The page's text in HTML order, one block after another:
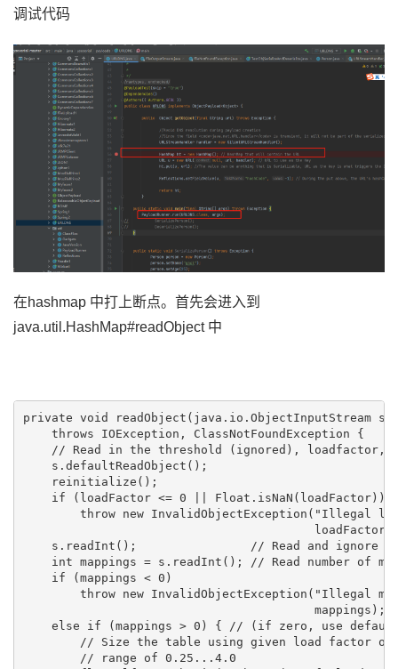
调试代码
在hashmap 中打上断点。首先会进入到
java.util.HashMap#readObject 中
private void readObject(java.io.ObjectInputStream s)
    throws IOException, ClassNotFoundException {
// Read in the threshold (ignored), loadfactor,
    s.defaultReadObject();
    reinitialize();
    if (loadFactor <= 0 || Float.isNaN(loadFactor))
throw new InvalidObjectException("Illegal
s.readInt();                // Read and ignore
int mappings = s.readInt(); // Read number of
    if (mappings < 0)
throw new InvalidObjectException("Illegal
                                         mappings);
else if (mappings > 0) { // (if zero, use
// Size the table using given load factor
        // range of 0.25...4.0